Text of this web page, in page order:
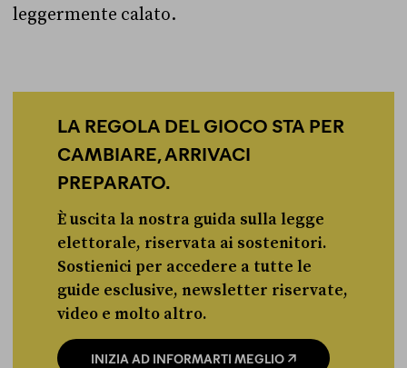
leggermente calato.
LA REGOLA DEL GIOCO STA PER
CAMBIARE, ARRIVACI
PREPARATO.
È uscita la nostra guida sulla legge
elettorale, riservata ai sostenitori.
Sostienici per accedere a tutte le
guide esclusive, newsletter riservate,
video e molto altro.
INIZIA AD INFORMARTI MEGLIO